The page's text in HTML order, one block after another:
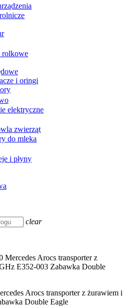
rolkowe
i oringi
elektryczne
zwierząt
do mleka
i płyny
clear
Mercedes Arocs transporter z
E352-003 Zabawka Double